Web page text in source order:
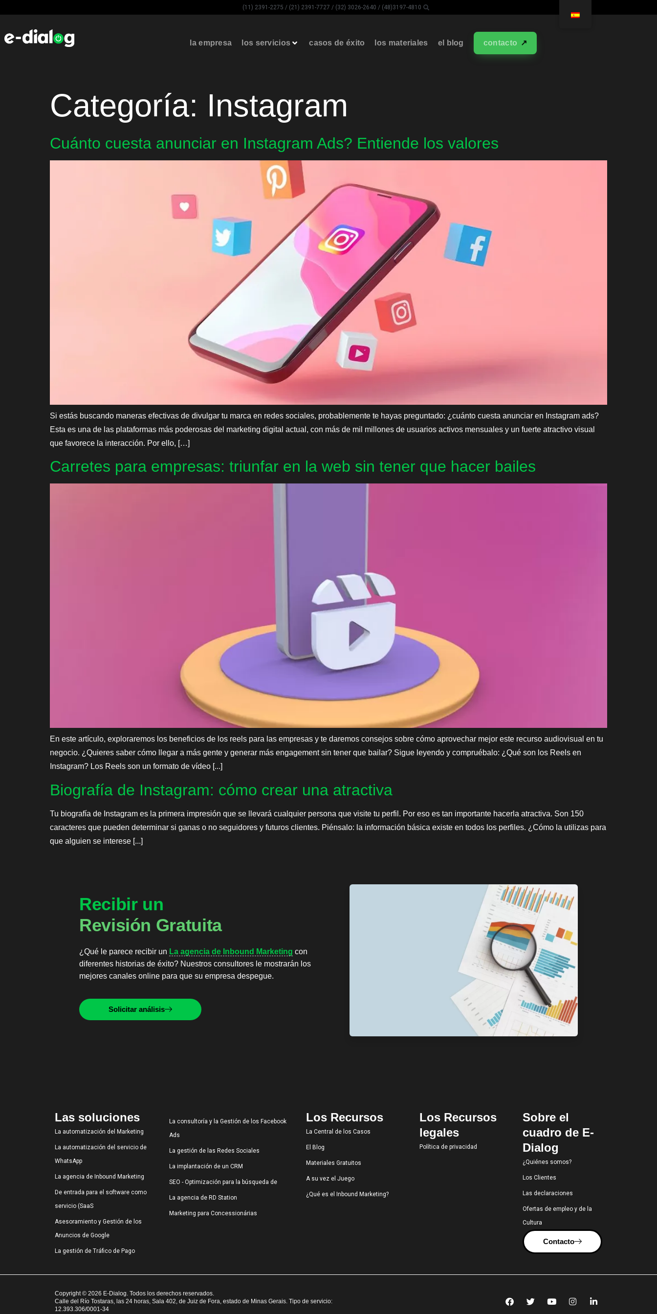
(11) 2391-2275 / (21) 2391-7727 / (32) 3026-2640 / (48)3197-4810
la empresa los servicios casos de éxito los materiales el blog contacto
Categoría: Instagram
Cuánto cuesta anunciar en Instagram Ads? Entiende los valores
Si estás buscando maneras efectivas de divulgar tu marca en redes sociales, probablemente te hayas preguntado: ¿cuánto cuesta anunciar en Instagram ads?
Esta es una de las plataformas más poderosas del marketing digital actual, con más de mil millones de usuarios activos mensuales y un fuerte atractivo visual
que favorece la interacción. Por ello, […]
Carretes para empresas: triunfar en la web sin tener que hacer bailes
En este artículo, exploraremos los beneficios de los reels para las empresas y te daremos consejos sobre cómo aprovechar mejor este recurso audiovisual en tu
negocio. ¿Quieres saber cómo llegar a más gente y generar más engagement sin tener que bailar? Sigue leyendo y compruébalo: ¿Qué son los Reels en
Instagram? Los Reels son un formato de vídeo [...]
Biografía de Instagram: cómo crear una atractiva
Tu biografía de Instagram es la primera impresión que se llevará cualquier persona que visite tu perfil. Por eso es tan importante hacerla atractiva. Son 150
caracteres que pueden determinar si ganas o no seguidores y futuros clientes. Piénsalo: la información básica existe en todos los perfiles. ¿Cómo la utilizas para
que alguien se interese [...]
Recibir un
Revisión Gratuita
¿Qué le parece recibir un La agencia de Inbound Marketing con
diferentes historias de éxito? Nuestros consultores le mostrarán los
mejores canales online para que su empresa despegue.
Solicitar análisis
Las soluciones
La automatización del Marketing
La automatización del servicio de
WhatsApp
La agencia de Inbound Marketing
De entrada para el software como
servicio (SaaS
Asesoramiento y Gestión de los
Anuncios de Google
La gestión de Tráfico de Pago
La consultoría y la Gestión de los Facebook
Ads
La gestión de las Redes Sociales
La implantación de un CRM
SEO - Optimización para la búsqueda de
La agencia de RD Station
Marketing para Concessionárias
Los Recursos
La Central de los Casos
El Blog
Materiales Gratuitos
A su vez el Juego
¿Qué es el Inbound Marketing?
Los Recursos
legales
Política de privacidad
Sobre el
cuadro de E-
Dialog
¿Quiénes somos?
Los Clientes
Las declaraciones
Ofertas de empleo y de la
Cultura
Contacto
Copyright © 2026 E-Dialog. Todos los derechos reservados.
Calle del Río Tostaras, las 24 horas, Sala 402, de Juiz de Fora, estado de Minas Gerais. Tipo de servicio:
12.393.306/0001-34